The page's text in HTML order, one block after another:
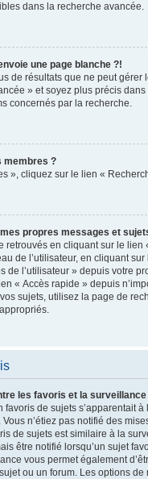
dans la recherche avancée.
une page blanche ?!
de résultats que ne peut gérer
» et soyez plus précis
concernés par la recherche.
membres ?
», cliquez sur le lien «
propres messages et
retrouvés en cliquant sur le lien
de l’utilisateur, en cliquant sur
de l’utilisateur » depuis votre
« Accès rapide » depuis
sujets, utilisez la page de
les favoris et la surveillance
favoris de sujets s’apparentait à
n’étiez pas notifié des
de sujets est similaire à la
être notifié lorsqu’un sujet
vous permet également
ou un forum. Les options de